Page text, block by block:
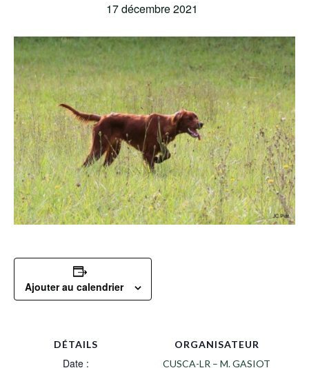
17 décembre 2021
Ajouter au calendrier
DÉTAILS
Date :
ORGANISATEUR
CUSCA-LR – M. GASIOT